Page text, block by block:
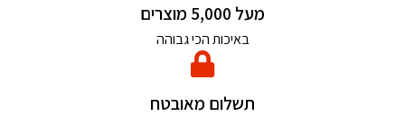
מעל 5,000 מוצרים
באיכות הכי גבוהה
תשלום מאובטח